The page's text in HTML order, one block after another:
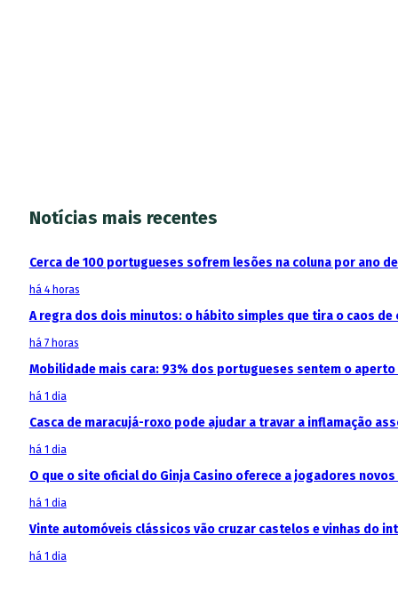
Notícias mais recentes
Cerca de 100 portugueses sofrem lesões na coluna por ano
há 4 horas
A regra dos dois minutos: o hábito simples que tira o caos de
há 7 horas
Mobilidade mais cara: 93% dos portugueses sentem o
há 1 dia
Casca de maracujá-roxo pode ajudar a travar a inflamação
há 1 dia
O que o site oficial do Ginja Casino oferece a jogadores
há 1 dia
Vinte automóveis clássicos vão cruzar castelos e vinhas do
há 1 dia